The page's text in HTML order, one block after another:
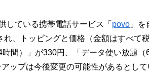
している携帯電話サービス「 povo 」
、トッピングと価格（金額はすべて
間）」が330円、「データ使い放題（
ップは今後変更の可能性があるとして